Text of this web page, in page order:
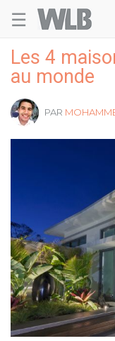
☰
Les 4
au monde
PAR